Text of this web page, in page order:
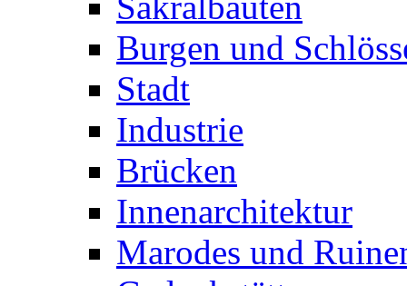
Burgen und
Stadt
Industrie
Brücken
Innenarchitektur
Marodes und